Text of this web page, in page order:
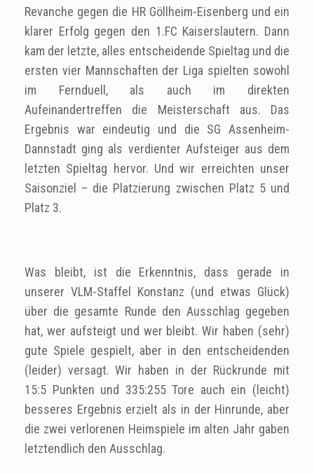
Revanche gegen die HR Göllheim-Eisenberg und ein
klarer Erfolg gegen den 1.FC Kaiserslautern. Dann
kam der letzte, alles entscheidende Spieltag und die
ersten vier Mannschaften der Liga spielten sowohl
im Fernduell, als auch im direkten
Aufeinandertreffen die Meisterschaft aus. Das
Ergebnis war eindeutig und die SG Assenheim-
Dannstadt ging als verdienter Aufsteiger aus dem
letzten Spieltag hervor. Und wir erreichten unser
Saisonziel – die Platzierung zwischen Platz 5 und
Platz 3.
Was bleibt, ist die Erkenntnis, dass gerade in
unserer VLM-Staffel Konstanz (und etwas Glück)
über die gesamte Runde den Ausschlag gegeben
hat, wer aufsteigt und wer bleibt. Wir haben (sehr)
gute Spiele gespielt, aber in den entscheidenden
(leider) versagt. Wir haben in der Rückrunde mit
15:5 Punkten und 335:255 Tore auch ein (leicht)
besseres Ergebnis erzielt als in der Hinrunde, aber
die zwei verlorenen Heimspiele im alten Jahr gaben
letztendlich den Ausschlag.